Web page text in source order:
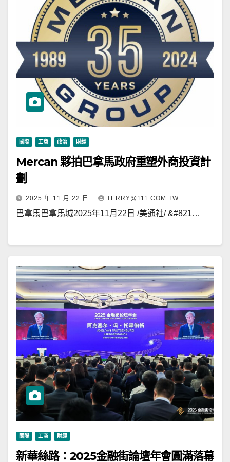
國際 工商 政治 財經
Mercan 夥拍巴拿馬政府重塑外商投資計
劃
2025 年 11 月 22 日 TERRY@111.COM.TW
巴拿馬巴拿馬城2025年11月22日 /美通社/ &#821…
國際 工商 財經
新華絲路：2025金融街論壇年會圓滿落幕